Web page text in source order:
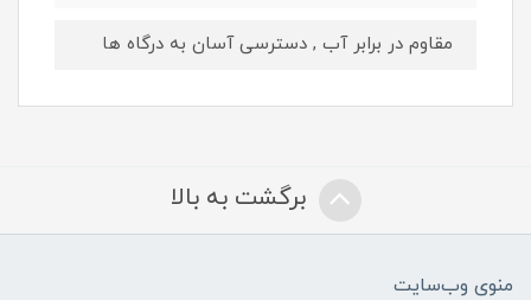
مقاوم در برابر آب , دسترسی آسان به درگاه ها
برگشت به بالا
منوی وب‌سایت